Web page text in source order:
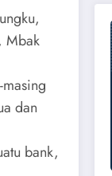
Mbak
dan
bank,